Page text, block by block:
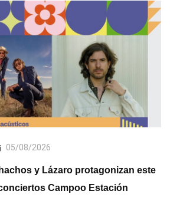
05/08/2026
y Lázaro protagonizan este
Campoo Estación